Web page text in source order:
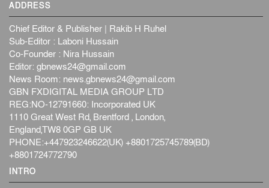
ADDRESS
Chief Editor & Publisher | Rakib H Ruhel
Sub-Editor : Laboni Hussain
Co-Founder : Nira Hussain
Editor: gbnews24@gmail.com
News Room: news.gbnews24@gmail.com
GBN FXDIGITAL MEDIA GROUP LTD
REG:NO-12791660: Incorporated UK
1110 Great West Rd, Brentford , London,
England,TW8 0GP GB UK
PHONE:+447923246622(UK) +8801725745789(BD)
+8801724772790
INTRO